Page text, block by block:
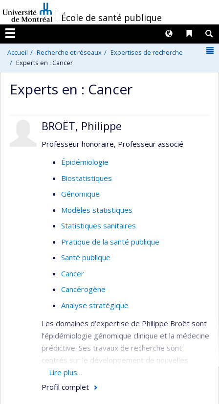
au
contenu
/École de santé publique
Menu
Liens
Langues
Accueil Recherche et réseaux
Expertises de recherche
Experts en : Cancer
Experts en : Cancer
BROËT, Philippe
Professeur honoraire, Professeur associé
Épidémiologie
Biostatistiques
Génomique
Modèles statistiques
Statistiques sanitaires
Pratique de la santé publique
Santé publique
Cancer
Cancérogène
Analyse stratégique
Les domaines d’expertise de Philippe Broët sont
l’épidémiologie génomique clinique et la médecine
prédictive. Ses travaux de recherche sont
centrés sur le développement de nouvelles
stratégies d’analyse adaptées aux études de
génomique dans les maladies multifactorielles.
Lire plus…
Profil complet